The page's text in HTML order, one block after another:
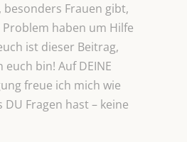
besonders Frauen gibt,
haben um Hilfe
ist dieser Beitrag,
bin! Auf DEINE
freue ich mich wie
Fragen hast – keine